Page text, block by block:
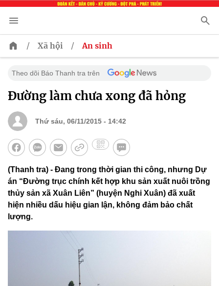
/ Xã hội / An sinh
Theo dõi Báo Thanh tra trên
Đường làm chưa xong đã hỏng
Thứ sáu, 06/11/2015 - 14:42
(Thanh tra) - Đang trong thời gian thi công, nhưng Dự
án “Đường trục chính kết hợp khu sản xuất nuôi trồng
thủy sản xã Xuân Liên” (huyện Nghi Xuân) đã xuất
hiện nhiều dấu hiệu gian lận, không đảm bảo chất
lượng.